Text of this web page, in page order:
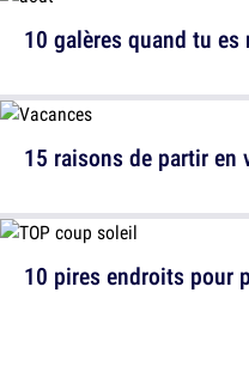
15 raisons de partir en
10 galères quand tu es
10 pires endroits pour